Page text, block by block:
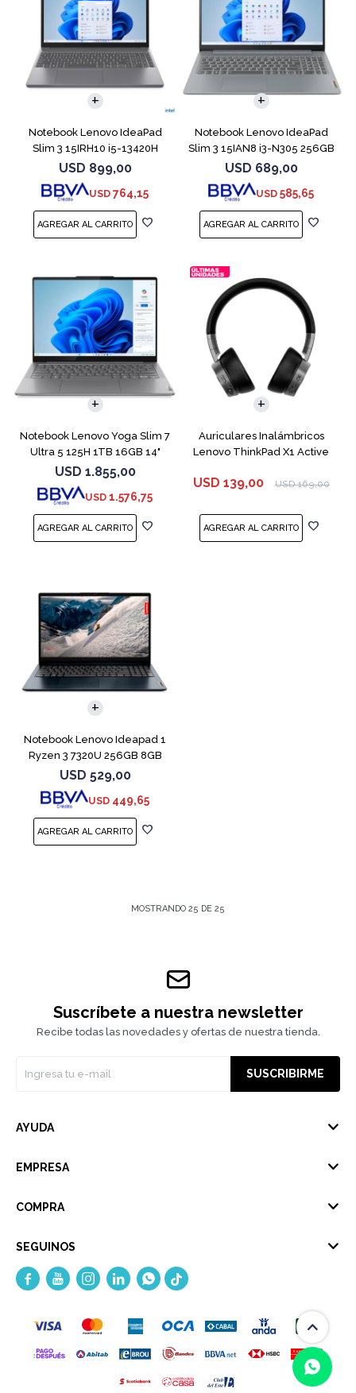
Notebook Lenovo IdeaPad
Slim 3 15IRH10 i5-13420H
512GB 8GB G
USD 899,00
USD 764,15
Notebook Lenovo IdeaPad
Slim 3 15IAN8 i3-N305 256GB
8GB 15.6
USD 689,00
USD 585,65
COMPARAR
Notebook Lenovo Yoga Slim 7
Ultra 5 125H 1TB 16GB 14"
Gray
USD 1.855,00
USD 1.576,75
COMPARAR
Auriculares Inalámbricos
Lenovo ThinkPad X1 Active
USD 139,00 USD 169,00
Notebook Lenovo Ideapad 1
Ryzen 3 7320U 256GB 8GB
Blue 15.6"
USD 529,00
USD 449,65
MOSTRANDO 25 DE 25
Suscríbete a nuestra newsletter
Recibe todas las novedades y ofertas de nuestra tienda.
SUSCRIBIRME
AYUDA
EMPRESA
COMPRA
SEGUINOS
    